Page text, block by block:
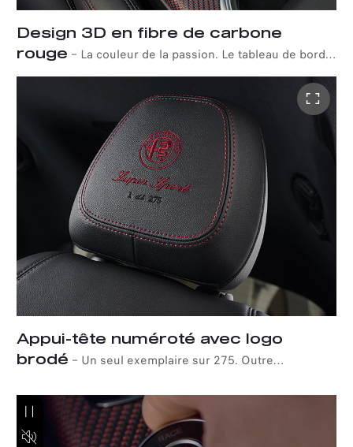
Design 3D en fibre de carbone
rouge – La couleur de la passion. Le tableau de bord,
la console centrale et les panneaux de porte de la série
spéciale Quadrifoglio Super Sport présentent un design
exclusif en fibre de carbone texturée en 3D soulignés de
Appui-tête numéroté avec logo
brodé – Un seul exemplaire sur 275. Outre
brodée sur l'appui-tête avant de chaque Giulia
Quadrifoglio Super Sport souligne l'aspect unique et
exclusif de cette édition limitée.